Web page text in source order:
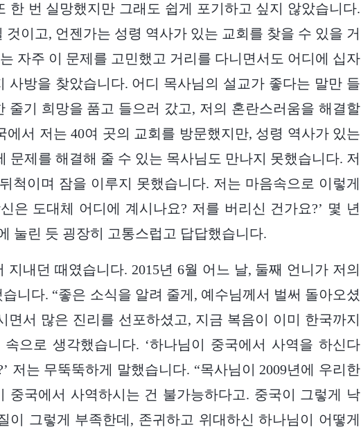
한 번 실망했지만 그래도 쉽게 포기하고 싶지 않았습니다.
이고, 언젠가는 성령 역사가 있는 교회를 찾을 수 있을 거
자주 이 문제를 고민했고 거리를 다니면서도 어디에 십자
사방을 찾았습니다. 어디 목사님의 설교가 좋다는 말만 들
줄기 희망을 품고 들으러 갔고, 저의 혼란스러움을 해결할
에서 저는 40여 곳의 교회를 방문했지만, 성령 역사가 있는
문제를 해결해 줄 수 있는 목사님도 만나지 못했습니다. 저
척이며 잠을 이루지 못했습니다. 저는 마음속으로 이렇게
은 도대체 어디에 계시나요? 저를 버리신 건가요?’ 몇 년
눌린 듯 굉장히 고통스럽고 답답했습니다.
지내던 때였습니다. 2015년 6월 어느 날, 둘째 언니가 저의
니다. “좋은 소식을 알려 줄게, 예수님께서 벌써 돌아오셨
면서 많은 진리를 선포하셨고, 지금 복음이 이미 한국까지
으로 생각했습니다. ‘하나님이 중국에서 사역을 하신다
저는 무뚝뚝하게 말했습니다. “목사님이 2009년에 우리한
중국에서 사역하시는 건 불가능하다고. 중국이 그렇게 낙
이 그렇게 부족한데, 존귀하고 위대하신 하나님이 어떻게